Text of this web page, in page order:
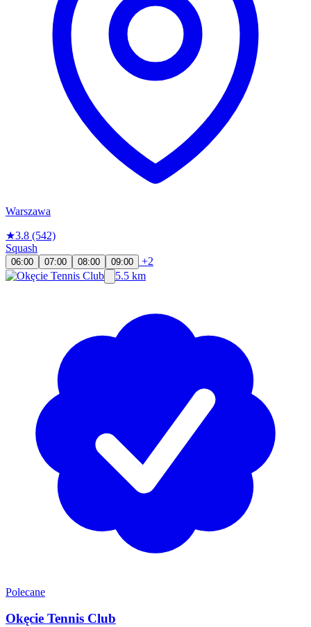
Warszawa
★3.8 (542)
Squash
06:00 07:00 08:00 09:00
+2
5.5 km
Polecane
Okęcie Tennis Club